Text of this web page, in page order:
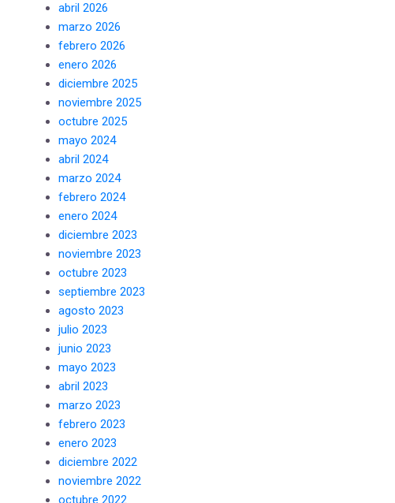
abril 2026
marzo 2026
febrero 2026
enero 2026
diciembre 2025
noviembre 2025
octubre 2025
mayo 2024
abril 2024
marzo 2024
febrero 2024
enero 2024
diciembre 2023
noviembre 2023
octubre 2023
septiembre 2023
agosto 2023
julio 2023
junio 2023
mayo 2023
abril 2023
marzo 2023
febrero 2023
enero 2023
diciembre 2022
noviembre 2022
octubre 2022